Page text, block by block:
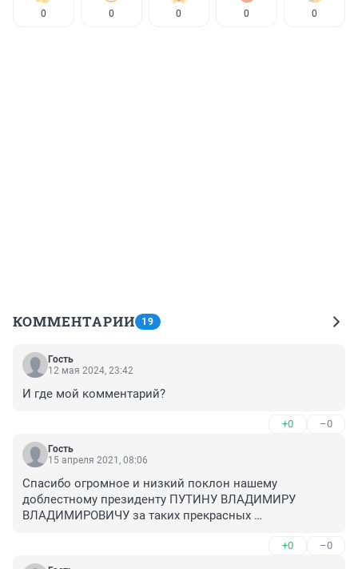
0 0 0 0 0
КОММЕНТАРИИ 19
Гость
12 мая 2024, 23:42
И где мой комментарий?
+0 –0
Гость
15 апреля 2021, 08:06
Спасибо огромное и низкий поклон нашему
доблестному президенту ПУТИНУ ВЛАДИМИРУ
ВЛАДИМИРОВИЧУ за таких прекрасных
искоренить коррупцию. ДОЛГИХ ЛЕТ ЖИЗНИ,
ЗДОРОВЬЯ И ДОЛГОГО ПРАВЛЕНИЯ НАШЕМУ
+0 –0